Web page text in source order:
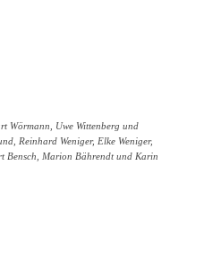
Wörmann, Uwe Wittenberg und
Reinhard Weniger, Elke Weniger,
Bensch, Marion Bährendt und Karin